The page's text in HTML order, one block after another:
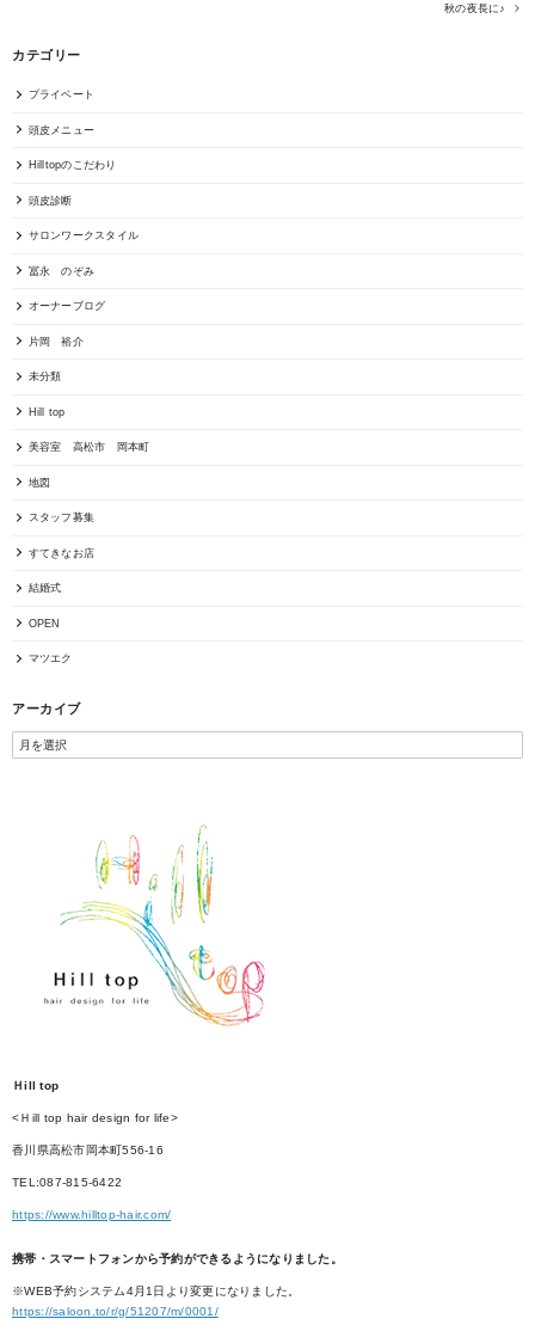
秋の夜長に♪
カテゴリー
プライベート
頭皮メニュー
Hilltopのこだわり
頭皮診断
サロンワークスタイル
冨永 のぞみ
オーナーブログ
片岡 裕介
未分類
Hill top
美容室 高松市 岡本町
地図
スタッフ募集
すてきなお店
結婚式
OPEN
マツエク
アーカイブ
Ｈill top
<Ｈill top hair design for life>
香川県高松市岡本町556-16
TEL:087-815-6422
https://www.hilltop-hair.com/
携帯・スマートフォンから予約ができるようになりました。
※WEB予約システム4月1日より変更になりました。
https://saloon.to/r/g/51207/m/0001/